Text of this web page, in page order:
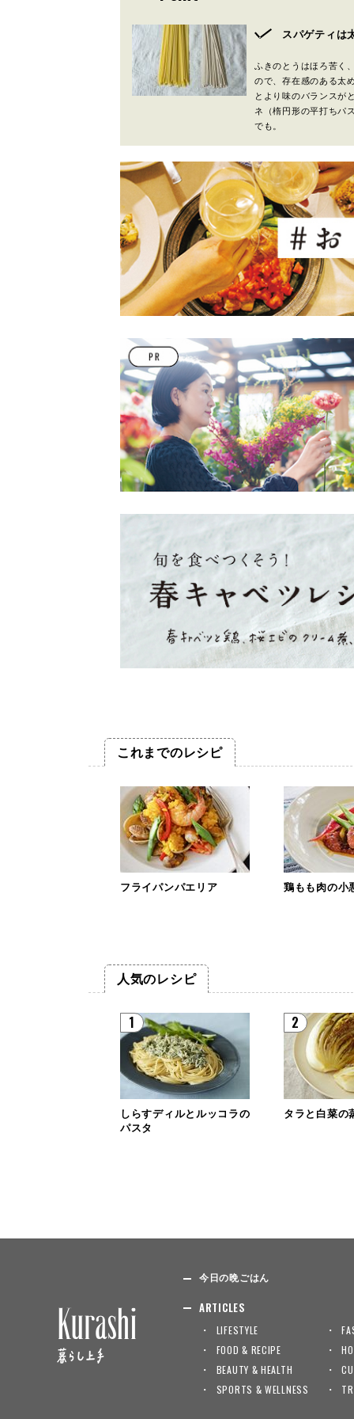
スパゲティは
ふきのとうはほろ苦く
ので、存在感のある太
とより味のバランスが
ネ（楕円形の平打ちパ
でも。
これまでのレシピ
フライパンパエリア 鶏もも肉の小
人気のレシピ
1
しらすディルとルッコラの
パスタ
2
タラと白菜の
今日の晩ごはん
ARTICLES
LIFESTYLE
FOOD & RECIPE
BEAUTY & HEALTH
SPORTS & WELLNESS